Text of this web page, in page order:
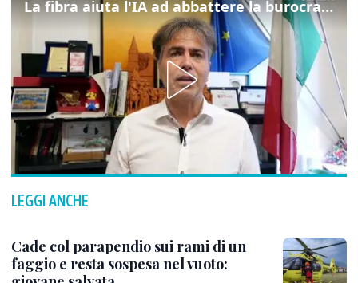
La fibra aiuta l'IA ad abbattere la burocrazia, progetto pilota in Veneto
LEGGI ANCHE
Cade col parapendio sui rami di un
faggio e resta sospesa nel vuoto: